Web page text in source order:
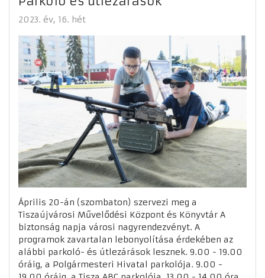
2023. év 16. hét
Április 20-án (szombaton) szervezi meg a
Tiszaújvárosi Művelődési Központ és Könyvtár A
biztonság napja városi nagyrendezvényt. A
programok zavartalan lebonyolítása érdekében az
alábbi parkoló- és útlezárások lesznek. 9.00 - 19.00
óráig, a Polgármesteri Hivatal parkolója. 9.00 -